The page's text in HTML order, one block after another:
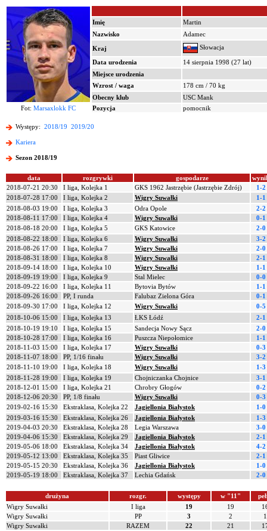
Imię
Martin
Nazwisko
Adamec
Kraj
Słowacja
Data urodzenia
14 sierpnia 1998 (27 lat)
Miejsce urodzenia
Wzrost / waga
178 cm / 70 kg
Obecny klub
USC Mank
Fot: Marsaxlokk FC Pozycja pomocnik
Występy: 2018/19 2019/20
Kariera
Sezon 2018/19
data rozgrywki gospodarze
2018-07-21 20:30
I liga, Kolejka 1 GKS 1962 Jastrzębie (Jastrzębie Zdrój)
1-2
2018-07-28 17:00
I liga, Kolejka 2 Wigry Suwałki
1-1
2018-08-03 19:00
I liga, Kolejka 3 Odra Opole
2-2
2018-08-11 17:00
I liga, Kolejka 4 Wigry Suwałki
0-1
2018-08-18 20:00
I liga, Kolejka 5 GKS Katowice
2-0
2018-08-22 18:00
I liga, Kolejka 6 Wigry Suwałki
3-2
2018-08-26 17:00
I liga, Kolejka 7 Wigry Suwałki
2-0
2018-08-31 18:00
I liga, Kolejka 8 Wigry Suwałki
2-1
2018-09-14 18:00
I liga, Kolejka 10 Wigry Suwałki
1-1
2018-09-19 19:00
I liga, Kolejka 9 Stal Mielec
0-0
2018-09-22 16:00
I liga, Kolejka 11 Bytovia Bytów
1-1
2018-09-26 16:00
PP, I runda Falubaz Zielona Góra
0-1
2018-09-30 17:00
I liga, Kolejka 12 Wigry Suwałki
0-5
2018-10-06 15:00
I liga, Kolejka 13 ŁKS Łódź
2-1
2018-10-19 19:10
I liga, Kolejka 15 Sandecja Nowy Sącz
2-0
2018-10-28 17:00
I liga, Kolejka 16 Puszcza Niepołomice
1-1
2018-11-03 15:00
I liga, Kolejka 17 Wigry Suwałki
0-3
2018-11-07 18:00
PP, 1/16 finału Wigry Suwałki
3-2
2018-11-10 19:00
I liga, Kolejka 18 Wigry Suwałki
1-3
2018-11-28 19:00
I liga, Kolejka 19 Chojniczanka Chojnice
3-1
2018-12-01 15:00
I liga, Kolejka 21 Chrobry Głogów
0-2
2018-12-06 20:30
PP, 1/8 finału Wigry Suwałki
0-3
2019-02-16 15:30
Ekstraklasa, Kolejka 22 Jagiellonia Białystok
1-0
2019-03-16 15:30
Ekstraklasa, Kolejka 26 Jagiellonia Białystok
1-3
2019-04-03 20:30
Ekstraklasa, Kolejka 28 Legia Warszawa
3-0
2019-04-06 15:30
Ekstraklasa, Kolejka 29 Jagiellonia Białystok
2-1
2019-05-06 18:00
Ekstraklasa, Kolejka 34 Jagiellonia Białystok
4-2
2019-05-12 13:00
Ekstraklasa, Kolejka 35 Piast Gliwice
2-1
2019-05-15 20:30
Ekstraklasa, Kolejka 36 Jagiellonia Białystok
1-0
2019-05-19 18:00
Ekstraklasa, Kolejka 37 Lechia Gdańsk 2-0
drużyna rozgr. występy w "11"
Wigry Suwałki
I liga 19 19
Wigry Suwałki
PP 3 2
1
Wigry Suwałki
RAZEM 22 21